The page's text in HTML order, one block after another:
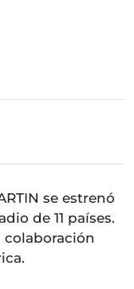
se estrenó
de 11 países.
colaboración